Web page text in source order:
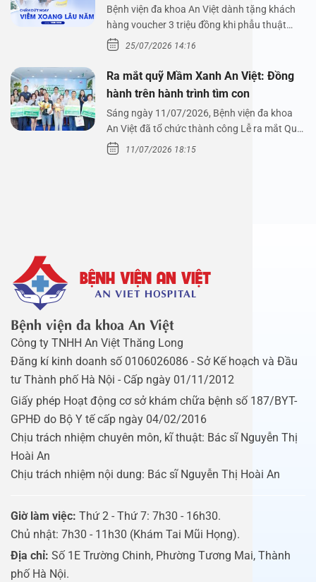
Nguyễn Thị Hoài An
Bệnh viện đa khoa An Việt dành tặng khách
hàng voucher 3 triệu đồng khi phẫu thuật
xoang cùng PGS.…
25/07/2026 14:16
Ra mắt quỹ Mầm Xanh An Việt: Đồng
hành trên hành trình tìm con
Sáng ngày 11/07/2026, Bệnh viện đa khoa
An Việt đã tổ chức thành công Lễ ra mắt Quỹ
Mầm Xanh…
11/07/2026 18:15
Bệnh viện đa khoa An Việt
Công ty TNHH An Việt Thăng Long
Đăng kí kinh doanh số 0106026086 - Sở Kế hoạch và Đầu
tư Thành phố Hà Nội - Cấp ngày 01/11/2012
Giấy phép Hoạt động cơ sở khám chữa bệnh số 187/BYT-
GPHĐ do Bộ Y tế cấp ngày 04/02/2016
Chịu trách nhiệm chuyên môn, kĩ thuật: Bác sĩ Nguyễn Thị
Hoài An
Chịu trách nhiệm nội dung: Bác sĩ Nguyễn Thị Hoài An
Giờ làm việc: Thứ 2 - Thứ 7: 7h30 - 16h30.
Chủ nhật: 7h30 - 11h30 (Khám Tai Mũi Họng).
Địa chỉ: Số 1E Trường Chinh, Phường Tương Mai, Thành
phố Hà Nội.